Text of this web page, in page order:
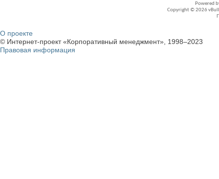
Powered
Copyright © 2026
О проекте
© Интернет-проект «Корпоративный менеджмент», 1998–2023
Правовая информация